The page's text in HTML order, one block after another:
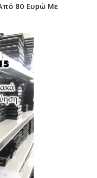
80 Ευρώ Με